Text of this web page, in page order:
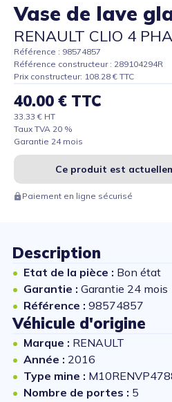
Vase de lave
RENAULT CLIO 4
Référence : 98574857
Référence constructeur : 289104294R
Prix constructeur: 108.28 € TTC
40.00 € TTC
33.33 € HT
Taux TVA 20 %
Garantie 24 mois
Ce produit est
Paiement en ligne sécurisé
Description
Etat de la pièce : Bon état
Garantie : Garantie 24 mois
Référence : 98574857
Véhicule d'origine
Marque : RENAULT
Année : 2016
Type mine :
Nombre de portes : 5